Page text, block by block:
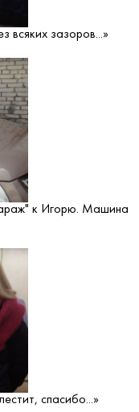
всяких зазоров...»
к Игорю. Машина
спасибо...»